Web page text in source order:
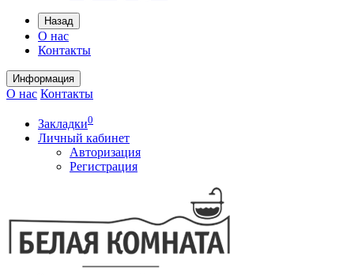
Назад
О нас
Контакты
Информация
О нас Контакты
Закладки0
Личный кабинет
Авторизация
Регистрация